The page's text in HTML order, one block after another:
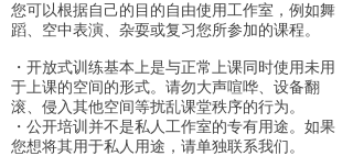
您可以根据自己的目的自由使用工作室，例如舞
蹈、空中表演、杂耍或复习您所参加的课程。
・开放式训练基本上是与正常上课同时使用未用
于上课的空间的形式。请勿大声喧哗、设备翻
滚、侵入其他空间等扰乱课堂秩序的行为。
・公开培训并不是私人工作室的专有用途。如果
您想将其用于私人用途，请单独联系我们。